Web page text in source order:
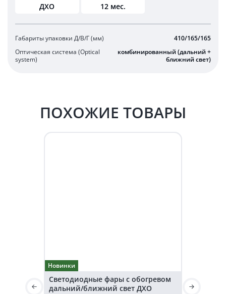
ДХО 12 мес.
Габариты упаковки Д/В/Г (мм)
410/165/165
Оптическая система (Optical
system)
комбинированный (дальний +
ближний свет)
ПОХОЖИЕ ТОВАРЫ
Новинки
Светодиодные фары с обогревом
дальний/ближний свет ДХО
Ватт